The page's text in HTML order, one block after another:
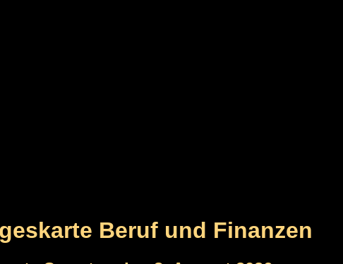
Beruf und Finanzen